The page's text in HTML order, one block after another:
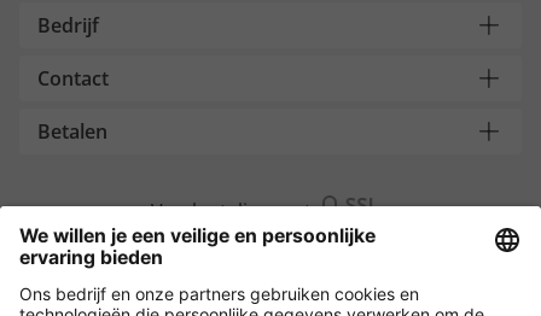
Bedrijf
Contact
Betalen
Versleuteling met
Overige webwinkels